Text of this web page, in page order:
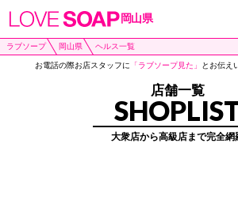
岡山県
ラブソープ 岡山県 ヘルス一覧
お電話の際お店スタッフに 「ラブソープ見た」 とお伝え
店舗一覧
大衆店から高級店まで完全網